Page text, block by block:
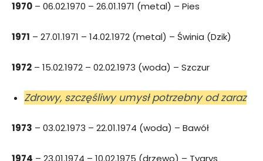
1970 – 06.02.1970 – 26.01.1971 (metal) – Pies
1971 – 27.01.1971 – 14.02.1972 (metal) – Świnia (Dzik)
1972 – 15.02.1972 – 02.02.1973 (woda) – Szczur
Zdrowy, szczęśliwy umysł potrzebny od zaraz
1973 – 03.02.1973 – 22.01.1974 (woda) – Bawół
1974 – 23.01.1974 – 10.02.1975 (drzewo) – Tygrys